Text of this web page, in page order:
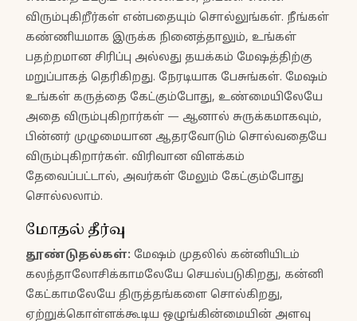
விரும்புகிறீர்கள் என்பதையும் சொல்லுங்கள். நீங்கள்
கண்ணியமாக இருக்க நினைத்தாலும், உங்கள்
பதற்றமான சிரிப்பு அல்லது தயக்கம் மேஷத்திற்கு
மறுப்பாகத் தெரிகிறது. நேரடியாக பேசுங்கள். மேஷம்
உங்கள் கருத்தை கேட்கும்போது, உண்மையிலேயே
அதை விரும்புகிறார்கள் — ஆனால் சுருக்கமாகவும்,
பின்னர் முழுமையான ஆதரவோடும் சொல்வதையே
விரும்புகிறார்கள். விரிவான விளக்கம்
தேவைப்பட்டால், அவர்கள் மேலும் கேட்கும்போது
சொல்லலாம்.
மோதல் தீர்வு
தூண்டுதல்கள்: மேஷம் முதலில் கன்னியிடம்
கலந்தாலோசிக்காமலேயே செயல்படுகிறது, கன்னி
கேட்காமலேயே திருத்தங்களை சொல்கிறது,
ஏற்றுக்கொள்ளக்கூடிய ஒழுங்கின்மையின் அளவு